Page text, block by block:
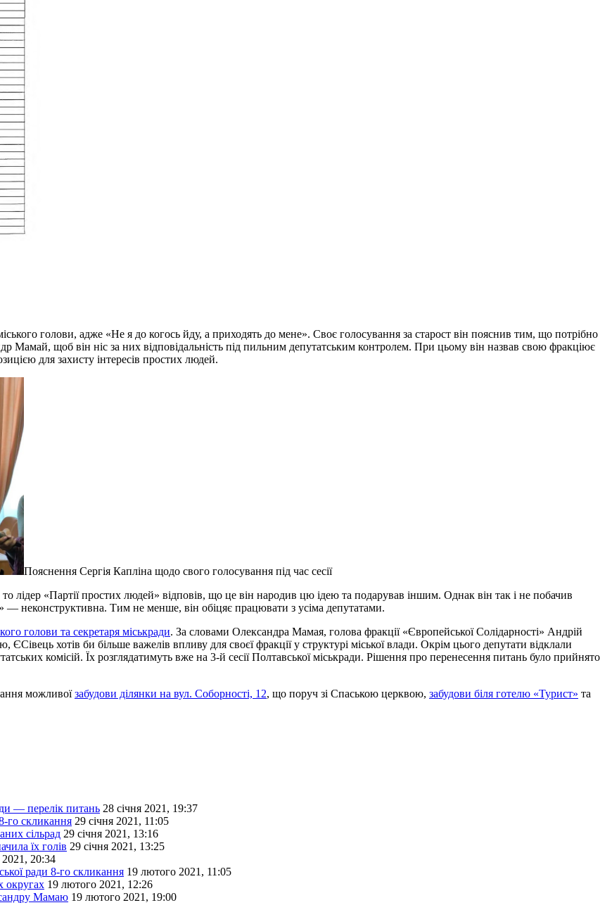
голови, адже «Не я до когось йду, а приходять до мене». Своє голосування за старост він пояснив тим, що потрібно
Мамай, щоб він ніс за них відповідальність під пильним депутатським контролем. При цьому він назвав свою фракціює
для захисту інтересів простих людей.
Пояснення Сергія Капліна щодо свого голосування під час сесії
лідер «Партії простих людей» відповів, що це він народив цю ідею та подарував іншим. Однак він так і не побачив
— неконструктивна. Тим не менше, він обіцяє працювати з усіма депутатами.
голови та секретаря міськради. За словами Олександра Мамая, голова фракції «Європейської Солідарності» Андрій
хотів би більше важелів впливу для своєї фракції у структурі міської влади. Окрім цього депутати відклали
комісій. Їх розглядатимуть вже на 3-й сесії Полтавської міськради. Рішення про перенесення питань було прийнято
можливоїзабудови ділянки на вул. Соборності, 12, що поруч зі Спаською церквою, забудови біля готелю «Турист» та
— перелік питань 28 січня 2021, 19:37
8-го скликання 29 січня 2021, 11:05
сільрад 29 січня 2021, 13:16
їх голів 29 січня 2021, 13:25
2021, 20:34
ради 8-го скликання 19 лютого 2021, 11:05
округах 19 лютого 2021, 12:26
Мамаю 19 лютого 2021, 19:00